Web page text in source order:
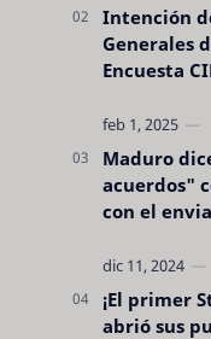
Intención
Generales
Encuesta
Maduro
acuerdos"
con el
¡El primer
abrió sus